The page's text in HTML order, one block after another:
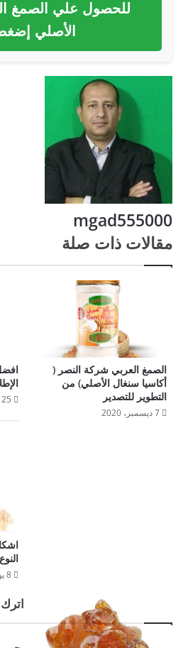
للحصول علي الصمغ
الأصلي
mgad555000
مقالات ذات صلة
الصمغ العربي شركة النصر (
أكاسيا سنغال الأصلي) من
التطوير للتصدير
7 ديسمبر، 2020
25 فبراير، 2023
8 يوليو، 2021
اترك